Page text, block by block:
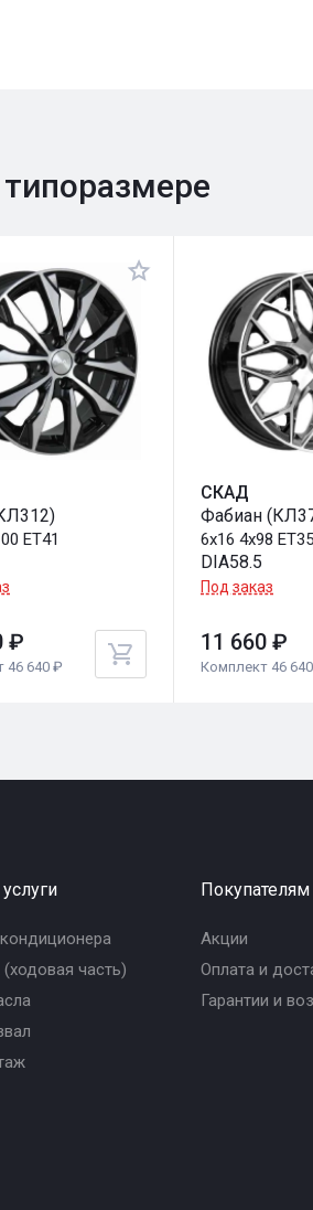
ET41
₽
46 640 ₽
СКАД
Фабиан
6x16 4x98 ET35
DIA58.5
Под заказ
11 660 ₽
Комплект 46
часть)
Покупателям
Акции
Оплата и
Гарантии и